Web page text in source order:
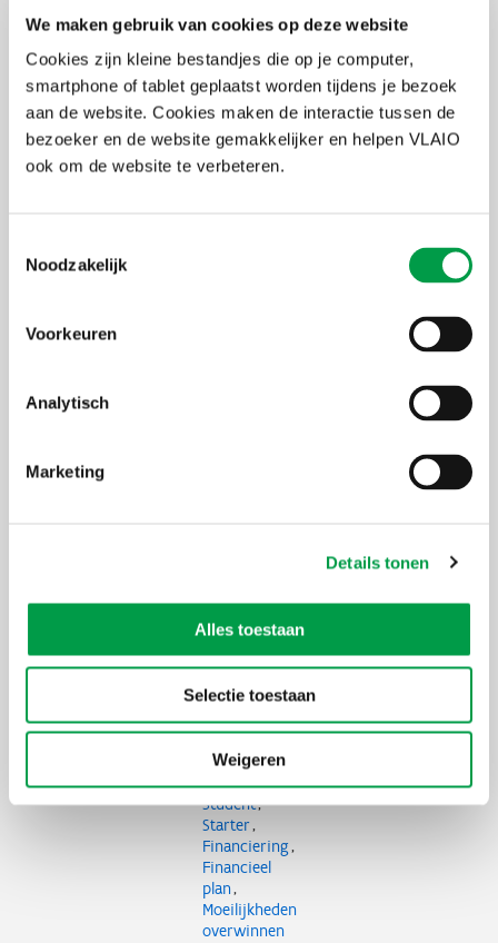
We maken gebruik van cookies op deze website
Cookies zijn kleine bestandjes die op je computer,
smartphone of tablet geplaatst worden tijdens je bezoek
aan de website. Cookies maken de interactie tussen de
bezoeker en de website gemakkelijker en helpen VLAIO
ook om de website te verbeteren.
Noodzakelijk
Voorkeuren
Analytisch
Marketing
Details tonen
Alles toestaan
Selectie toestaan
Weigeren
je ondernemingsplan
de financiële haalbaarheid
de feedback
je persoonlijke situatie - wat is belangrijk in je leven?
Uiterste
11 maart 2025
Deelnameprijs € 210
Organisator Starterslabo i.s.m. Stebo, SheDIDIT
Onderneming
starten
Student
Starter
Financiering
Financieel
plan
Moeilijkheden
overwinnen